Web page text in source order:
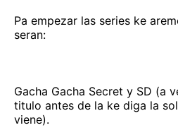
Pa empezar las series ke
seran:
Gacha Gacha Secret y SD (a
titulo antes de la ke diga la
viene).